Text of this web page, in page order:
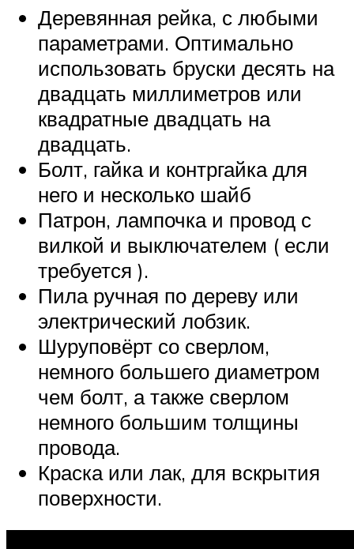
Деревянная рейка, с любыми
параметрами. Оптимально
использовать бруски десять на
двадцать миллиметров или
квадратные двадцать на
двадцать.
Болт, гайка и контргайка для
него и несколько шайб
Патрон, лампочка и провод с
вилкой и выключателем ( если
требуется ).
Пила ручная по дереву или
электрический лобзик.
Шуруповёрт со сверлом,
немного большего диаметром
чем болт, а также сверлом
немного большим толщины
провода.
Краска или лак, для вскрытия
поверхности.